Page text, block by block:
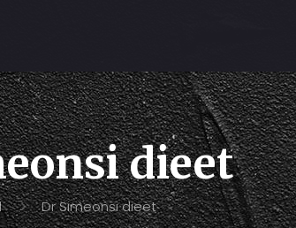
dieet
Dr Simeonsi dieet